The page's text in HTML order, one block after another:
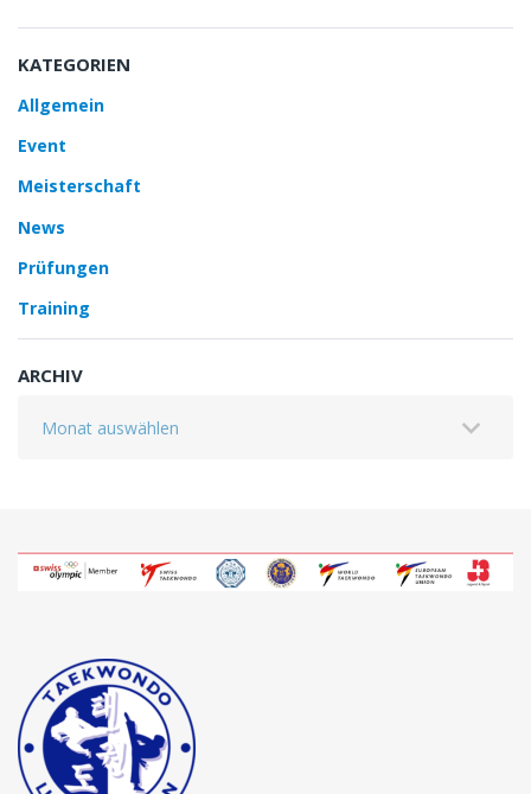
KATEGORIEN
Allgemein
Event
Meisterschaft
News
Prüfungen
Training
ARCHIV